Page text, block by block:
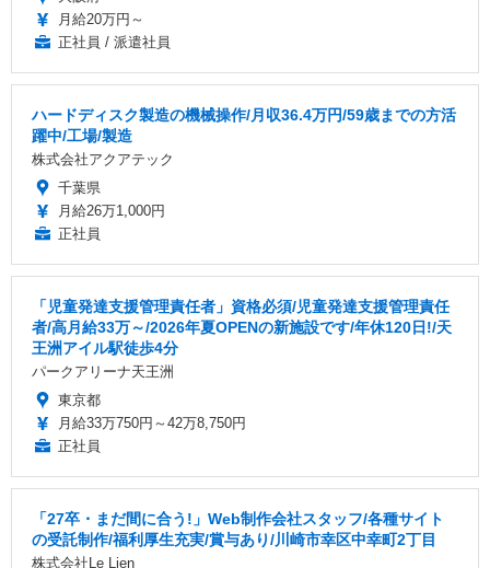
月給20万円～
正社員 / 派遣社員
ハードディスク製造の機械操作/月収36.4万円/59歳までの方活
躍中/工場/製造
株式会社アクアテック
千葉県
月給26万1,000円
正社員
「児童発達支援管理責任者」資格必須/児童発達支援管理責任
者/高月給33万～/2026年夏OPENの新施設です/年休120日!/天
王洲アイル駅徒歩4分
パークアリーナ天王洲
東京都
月給33万750円～42万8,750円
正社員
「27卒・まだ間に合う!」Web制作会社スタッフ/各種サイト
の受託制作/福利厚生充実/賞与あり/川崎市幸区中幸町2丁目
株式会社Le Lien